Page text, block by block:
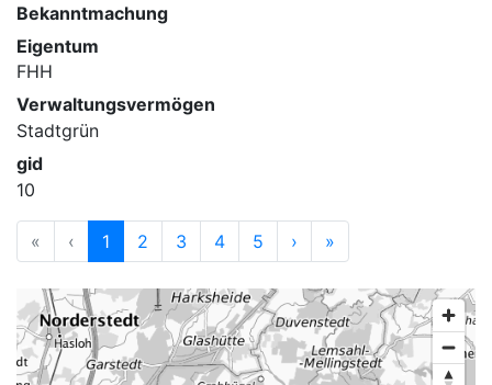
Bekanntmachung
Eigentum
FHH
Verwaltungsvermögen
Stadtgrün
gid
10
« ‹ 1 2 3 4 5 › »